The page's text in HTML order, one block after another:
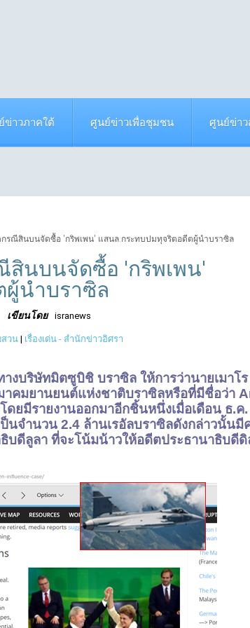
ข่าวภาคใต้ ศูนย์ข่าวเพื่อชุมชน ศูนย์ข่าว
กรณีสินบนจัดซื้อ 'กริพเพน' แสนล.กระทบปมทุจริตอดีตผู้นำบราซิล
สินบนจัดซื้อ 'กริพเพน'
นำบราซิล
เขียนโดย isranews
วน | เรื่องเด่น - สำนักข่าวอิศรา
งบริษัทมิตซูบิชิ บราซิล ให้การว่านายเมาโ
าคมยานยนต์แห่งชาติบราซิลหรือที่มีชื่อว่า
ยมีรายงานออกมาอีกชิ้นหนึ่งเมื่อเดือน ธ.ค
นจำนวน 2.4 ล้านเรอัลบราซิลดังกล่าวนั้นมี
บดีลูลา ที่จะโน้มน้าวให้อดีตประธานาธิบดี